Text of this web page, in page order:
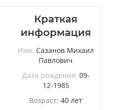
Краткая
информация
Имя: Сазанов Михаил
Павлович
Дата рождения: 09-
12-1985
Возраст: 40 лет